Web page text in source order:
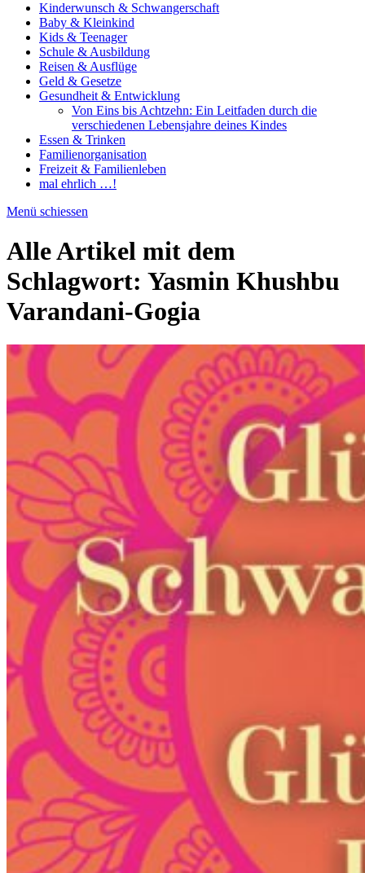
Kinderwunsch & Schwangerschaft
Baby & Kleinkind
Kids & Teenager
Schule & Ausbildung
Reisen & Ausflüge
Geld & Gesetze
Gesundheit & Entwicklung
Von Eins bis Achtzehn: Ein Leitfaden durch die
verschiedenen Lebensjahre deines Kindes
Essen & Trinken
Familienorganisation
Freizeit & Familienleben
mal ehrlich …!
Menü schiessen
Alle Artikel mit dem
Schlagwort: Yasmin Khushbu
Varandani-Gogia